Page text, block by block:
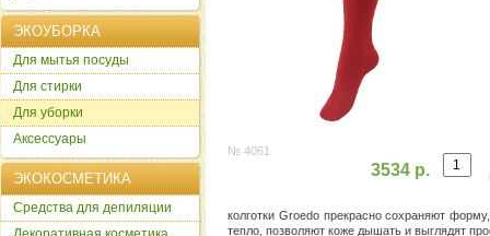
№ 4061
3534 р.
колготки Groedo прекрасно сохраняют
тепло, позволяют коже дышать и выглядят
ЭКОУБОРКА
Для мытья посуды
Для стирки
Для уборки
Аксессуары
ЭКОКОСМЕТИКА
Cредства для депиляции